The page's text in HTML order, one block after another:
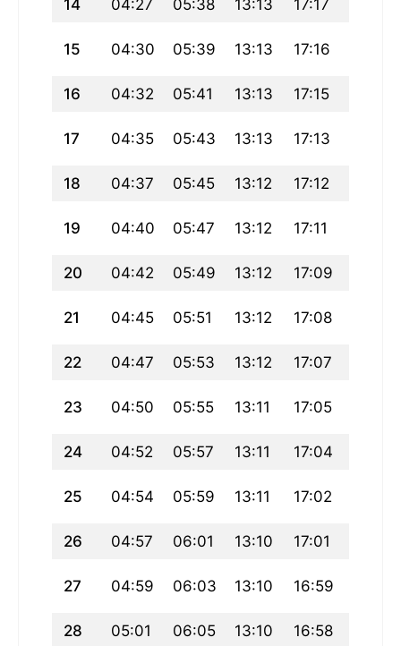
14 04:27 05:38 13:13 17:17
15 04:30 05:39 13:13 17:16
16 04:32 05:41 13:13 17:15
17 04:35 05:43 13:13 17:13
18 04:37 05:45 13:12 17:12
19 04:40 05:47 13:12 17:11
20 04:42 05:49 13:12 17:09
21 04:45 05:51 13:12 17:08
22 04:47 05:53 13:12 17:07
23 04:50 05:55 13:11 17:05
24 04:52 05:57 13:11 17:04
25 04:54 05:59 13:11 17:02
26 04:57 06:01 13:10 17:01
27 04:59 06:03 13:10 16:59
28 05:01 06:05 13:10 16:58